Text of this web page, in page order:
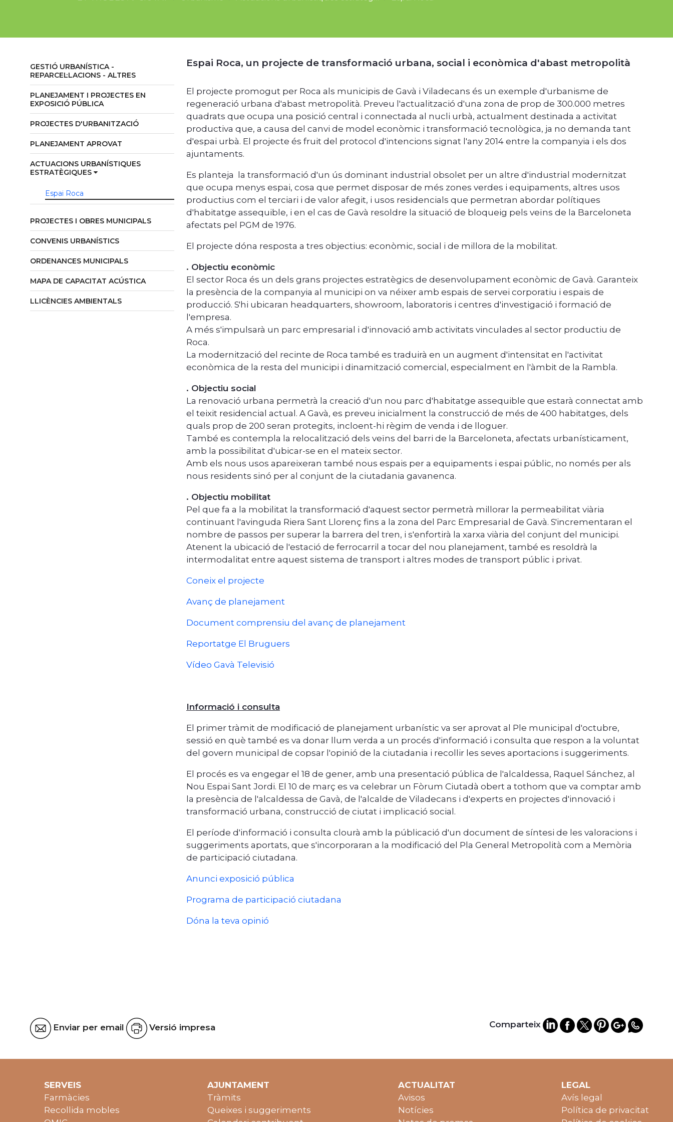
GESTIÓ URBANÍSTICA -
REPARCEL·LACIONS - ALTRES
PLANEJAMENT I PROJECTES EN
EXPOSICIÓ PÚBLICA
PROJECTES D'URBANITZACIÓ
PLANEJAMENT APROVAT
ACTUACIONS URBANÍSTIQUES
ESTRATÈGIQUES
Espai Roca
PROJECTES I OBRES MUNICIPALS
CONVENIS URBANÍSTICS
ORDENANCES MUNICIPALS
MAPA DE CAPACITAT ACÚSTICA
LLICÈNCIES AMBIENTALS
Espai Roca, un projecte de transformació urbana, social i econòmica d'abast metropolità
El projecte promogut per Roca als municipis de Gavà i Viladecans és un exemple d'urbanisme de
regeneració urbana d'abast metropolità. Preveu l'actualització d'una zona de prop de 300.000 metres
quadrats que ocupa una posició central i connectada al nucli urbà, actualment destinada a activitat
productiva que, a causa del canvi de model econòmic i transformació tecnològica, ja no demanda tant
d'espai urbà. El projecte és fruit del protocol d'intencions signat l'any 2014 entre la companyia i els dos
ajuntaments.
Es planteja la transformació d'un ús dominant industrial obsolet per un altre d'industrial modernitzat
que ocupa menys espai, cosa que permet disposar de més zones verdes i equipaments, altres usos
productius com el terciari i de valor afegit, i usos residencials que permetran abordar polítiques
d'habitatge assequible, i en el cas de Gavà resoldre la situació de bloqueig pels veïns de la Barceloneta
afectats pel PGM de 1976.
El projecte dóna resposta a tres objectius: econòmic, social i de millora de la mobilitat.
. Objectiu econòmic
El sector Roca és un dels grans projectes estratègics de desenvolupament econòmic de Gavà. Garanteix
la presència de la companyia al municipi on va néixer amb espais de servei corporatiu i espais de
producció. S'hi ubicaran headquarters, showroom, laboratoris i centres d'investigació i formació de
l'empresa.
A més s'impulsarà un parc empresarial i d'innovació amb activitats vinculades al sector productiu de
Roca.
La modernització del recinte de Roca també es traduirà en un augment d'intensitat en l'activitat
econòmica de la resta del municipi i dinamització comercial, especialment en l'àmbit de la Rambla.
. Objectiu social
La renovació urbana permetrà la creació d'un nou parc d'habitatge assequible que estarà connectat amb
el teixit residencial actual. A Gavà, es preveu inicialment la construcció de més de 400 habitatges, dels
quals prop de 200 seran protegits, incloent-hi règim de venda i de lloguer.
També es contempla la relocalització dels veïns del barri de la Barceloneta, afectats urbanísticament,
amb la possibilitat d'ubicar-se en el mateix sector.
Amb els nous usos apareixeran també nous espais per a equipaments i espai públic, no només per als
nous residents sinó per al conjunt de la ciutadania gavanenca.
. Objectiu mobilitat
Pel que fa a la mobilitat la transformació d'aquest sector permetrà millorar la permeabilitat viària
continuant l'avinguda Riera Sant Llorenç fins a la zona del Parc Empresarial de Gavà. S'incrementaran el
nombre de passos per superar la barrera del tren, i s'enfortirà la xarxa viària del conjunt del municipi.
Atenent la ubicació de l'estació de ferrocarril a tocar del nou planejament, també es resoldrà la
intermodalitat entre aquest sistema de transport i altres modes de transport públic i privat.
Coneix el projecte
Avanç de planejament
Document comprensiu del avanç de planejament
Reportatge El Bruguers
Vídeo Gavà Televisió
Informació i consulta
El primer tràmit de modificació de planejament urbanístic va ser aprovat al Ple municipal d'octubre,
sessió en què també es va donar llum verda a un procés d'informació i consulta que respon a la voluntat
del govern municipal de copsar l'opinió de la ciutadania i recollir les seves aportacions i suggeriments.
El procés es va engegar el 18 de gener, amb una presentació pública de l'alcaldessa, Raquel Sánchez, al
Nou Espai Sant Jordi. El 10 de març es va celebrar un Fòrum Ciutadà obert a tothom que va comptar amb
la presència de l'alcaldessa de Gavà, de l'alcalde de Viladecans i d'experts en projectes d'innovació i
transformació urbana, construcció de ciutat i implicació social.
El període d'informació i consulta clourà amb la públicació d'un document de síntesi de les valoracions i
suggeriments aportats, que s'incorporaran a la modificació del Pla General Metropolità com a Memòria
de participació ciutadana.
Anunci exposició pública
Programa de participació ciutadana
Dóna la teva opinió
Enviar per email Versió impresa Comparteix
SERVEIS
Farmàcies
Recollida mobles
AJUNTAMENT
Tràmits
Queixes i suggeriments
ACTUALITAT
Avisos
Notícies
LEGAL
Avís legal
Política de privacitat